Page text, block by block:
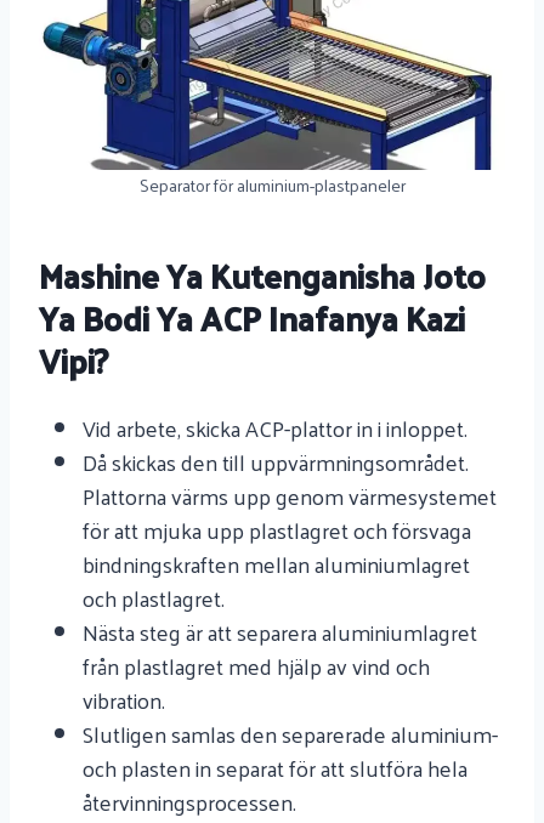
Separator för aluminium-plastpaneler
Mashine Ya Kutenganisha Joto
Ya Bodi Ya ACP Inafanya Kazi
Vipi?
Vid arbete, skicka ACP-plattor in i inloppet.
Då skickas den till uppvärmningsområdet.
Plattorna värms upp genom värmesystemet
för att mjuka upp plastlagret och försvaga
bindningskraften mellan aluminiumlagret
och plastlagret.
Nästa steg är att separera aluminiumlagret
från plastlagret med hjälp av vind och
vibration.
Slutligen samlas den separerade aluminium-
och plasten in separat för att slutföra hela
återvinningsprocessen.